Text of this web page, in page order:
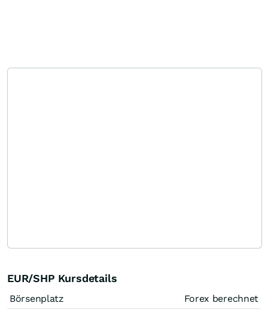
EUR/SHP Kursdetails
Börsenplatz
Forex berechnet